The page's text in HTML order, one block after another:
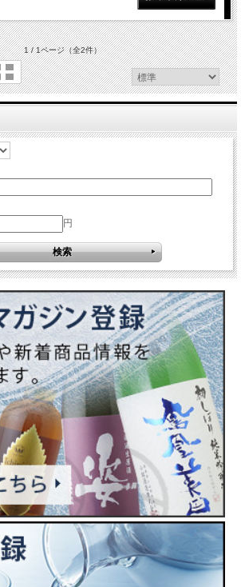
1 / 1ページ（全2件）
円